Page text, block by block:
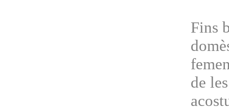
Fins
de